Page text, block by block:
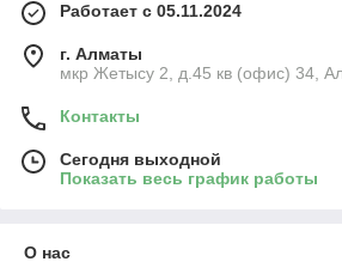
Работает с 05.11.2024
г. Алматы
мкр Жетысу 2, д.45 кв (офис) 34,
Контакты
Сегодня выходной
Показать весь график работы
О нас